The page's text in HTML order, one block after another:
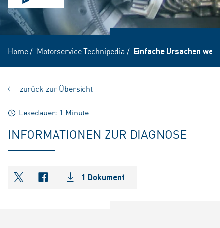
Home/ Motorservice Technipedia / Einfache Ursachen
zurück zur Übersicht
Lesedauer: 1 Minute
INFORMATIONEN ZUR DIAGNOSE
shareOntwitter
shareOnfacebook
1 Dokument